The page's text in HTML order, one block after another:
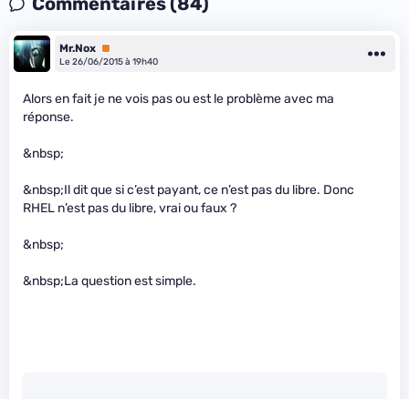
Mr.Nox Premium
Le 26/06/2015 à 19h40
Alors en fait je ne vois pas ou est le problème avec ma
réponse.
&nbsp;
&nbsp;Il dit que si c’est payant, ce n’est pas du libre. Donc
RHEL n’est pas du libre, vrai ou faux ?
&nbsp;
&nbsp;La question est simple.